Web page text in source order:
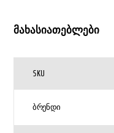
მახასიათებლები
SKU
ᲑᲠᲔᲜᲓᲘ